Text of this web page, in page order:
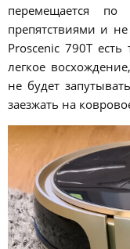
перемещается по
препятствиями и
Proscenic 790T
легкое
не будет
заезжать на